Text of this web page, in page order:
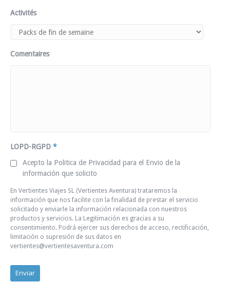
Activités
Comentaires
LOPD-RGPD *
Acepto la Politica de Privacidad para el Envio de la
información que solicito
En Vertientes Viajes SL (Vertientes Aventura) trataremos la
información que nos facilite con la finalidad de prestar el servicio
solicitado y enviarle la información relacionada con nuestros
productos y servicios. La Legitimación es gracias a su
consentimiento. Podrá ejercer sus derechos de acceso, rectificación,
limitación o supresión de sus datos en
vertientes@vertientesaventura.com